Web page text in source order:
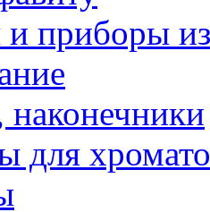
приборы из
для